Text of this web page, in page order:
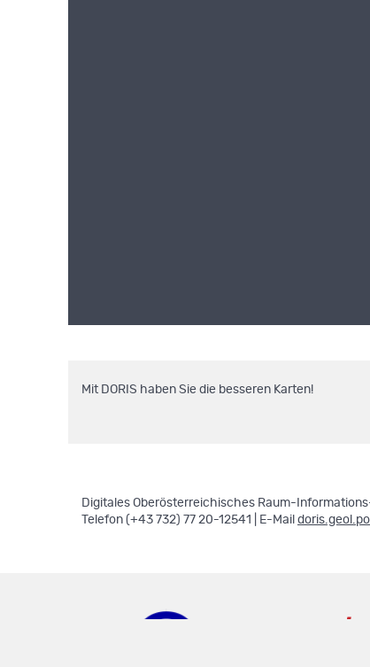
Mit DORIS haben Sie die besseren Karten!
Digitales Oberösterreichisches Raum-
Telefon (+43 732) 77 20-12541 | E-Mail